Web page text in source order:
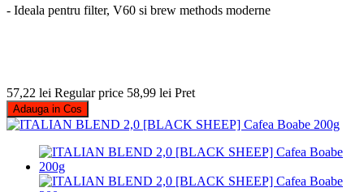
- Ideala pentru filter, V60 si brew methods moderne
57,22 lei Regular price 58,99 lei Pret
Adauga in Cos